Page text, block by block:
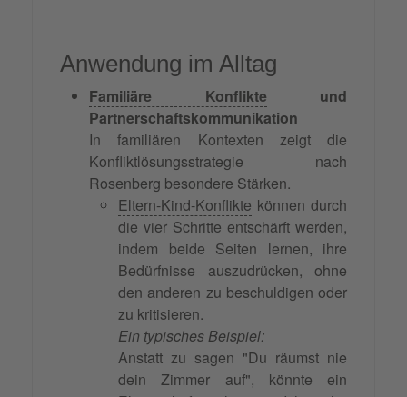
Anwendung im Alltag
Familiäre Konflikte und
Partnerschaftskommunikation
In familiären Kontexten zeigt die
Konfliktlösungsstrategie nach
Rosenberg besondere Stärken.
Eltern-Kind-Konflikte können durch
die vier Schritte entschärft werden,
indem beide Seiten lernen, ihre
Bedürfnisse auszudrücken, ohne
den anderen zu beschuldigen oder
zu kritisieren.
Ein typisches Beispiel:
Anstatt zu sagen "Du räumst nie
dein Zimmer auf", könnte ein